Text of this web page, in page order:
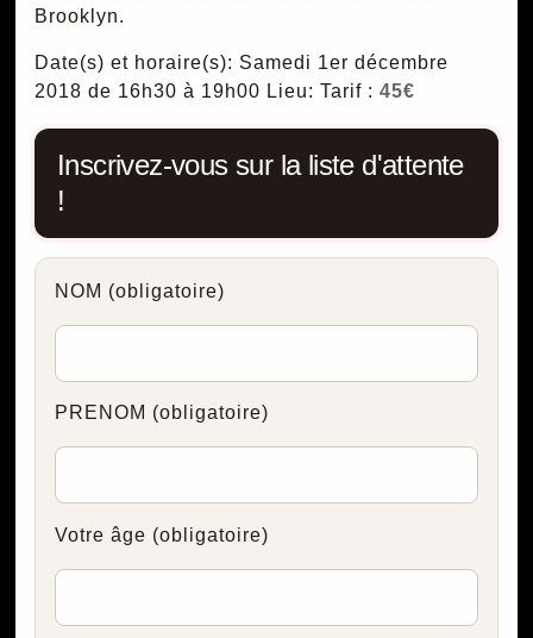
Brooklyn.
Date(s) et horaire(s): Samedi 1er décembre
2018 de 16h30 à 19h00 Lieu: Tarif : 45€
Inscrivez-vous sur la liste d'attente
!
NOM (obligatoire)
PRENOM (obligatoire)
Votre âge (obligatoire)